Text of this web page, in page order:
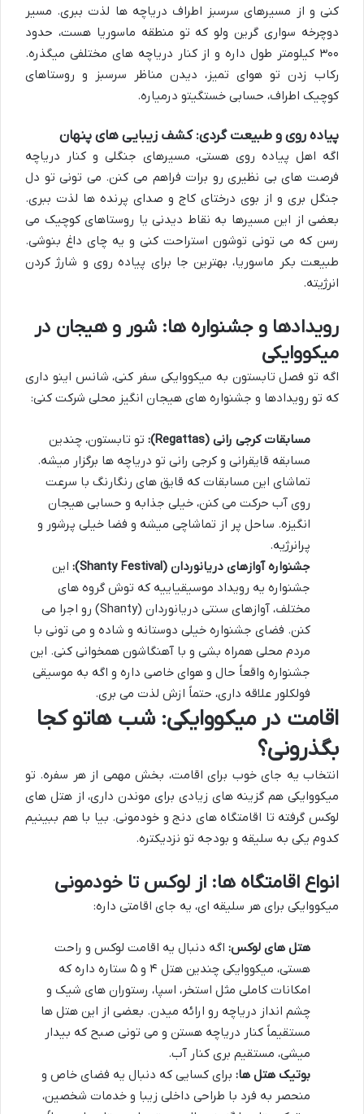
کنی و از مسیرهای سرسبز اطراف دریاچه ها لذت ببری. مسیر
دوچرخه سواری گرین ولو که تو منطقه ماسوریا هست، حدود
۳۰۰ کیلومتر طول داره و از کنار دریاچه های مختلفی میگذره.
رکاب زدن تو هوای تمیز، دیدن مناظر سرسبز و روستاهای
کوچیک اطراف، حسابی خستگیتو درمیاره.
پیاده روی و طبیعت گردی: کشف زیبایی های پنهان
اگه اهل پیاده روی هستی، مسیرهای جنگلی و کنار دریاچه
فرصت های بی نظیری رو برات فراهم می کنن. می تونی تو دل
جنگل بری و از بوی درختای کاج و صدای پرنده ها لذت ببری.
بعضی از این مسیرها به نقاط دیدنی یا روستاهای کوچیک می
رسن که می تونی توشون استراحت کنی و یه چای داغ بنوشی.
طبیعت بکر ماسوریا، بهترین جا برای پیاده روی و شارژ کردن
انرژیته.
رویدادها و جشنواره ها: شور و هیجان در
میکووایکی
اگه تو فصل تابستون به میکووایکی سفر کنی، شانس اینو داری
که تو رویدادها و جشنواره های هیجان انگیز محلی شرکت کنی:
مسابقات کرجی رانی (Regattas):
تو تابستون، چندین
مسابقه قایقرانی و کرجی رانی تو دریاچه ها برگزار میشه.
تماشای این مسابقات که قایق های رنگارنگ با سرعت
روی آب حرکت می کنن، خیلی جذابه و حسابی هیجان
انگیزه. ساحل پر از تماشاچی میشه و فضا خیلی پرشور و
پرانرژیه.
جشنواره آوازهای دریانوردان (Shanty Festival):
این
جشنواره یه رویداد موسیقیاییه که توش گروه های
مختلف، آوازهای سنتی دریانوردان (Shanty) رو اجرا می
کنن. فضای جشنواره خیلی دوستانه و شاده و می تونی با
مردم محلی همراه بشی و با آهنگاشون همخوانی کنی. این
جشنواره واقعاً حال و هوای خاصی داره و اگه به موسیقی
فولکلور علاقه داری، حتماً ازش لذت می بری.
اقامت در میکووایکی: شب هاتو کجا
بگذرونی؟
انتخاب یه جای خوب برای اقامت، بخش مهمی از هر سفره. تو
میکووایکی هم گزینه های زیادی برای موندن داری، از هتل های
لوکس گرفته تا اقامتگاه های دنج و خودمونی. بیا با هم ببینیم
کدوم یکی به سلیقه و بودجه تو نزدیکتره.
انواع اقامتگاه ها: از لوکس تا خودمونی
میکووایکی برای هر سلیقه ای، یه جای اقامتی داره:
هتل های لوکس: اگه دنبال یه اقامت لوکس و راحت
هستی، میکووایکی چندین هتل ۴ و ۵ ستاره داره که
امکانات کاملی مثل استخر، اسپا، رستوران های شیک و
چشم انداز دریاچه رو ارائه میدن. بعضی از این هتل ها
مستقیماً کنار دریاچه هستن و می تونی صبح که بیدار
میشی، مستقیم بری کنار آب.
بوتیک هتل ها: برای کسایی که دنبال یه فضای خاص و
منحصر به فرد با طراحی داخلی زیبا و خدمات شخصین،